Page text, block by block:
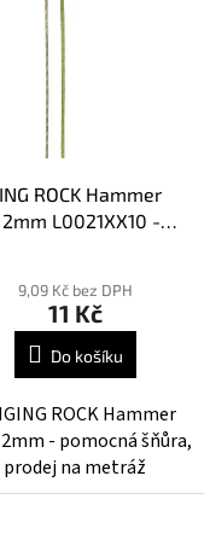
ROCK Hammer
L0021XX10 -
9,09 Kč bez DPH
11 Kč
Do košíku
ROCK Hammer
- pomocná šňůra,
prodej na metráž